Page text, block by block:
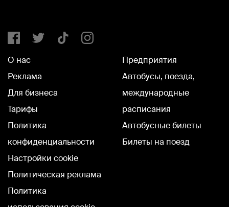
О нас
Реклама
Для бизнеса
Тарифы
Политика
конфиденциальности
Настройки cookie
Политическая реклама
Политика
Предприятия
Автобусы, поезда,
международные
расписания
Автобусные билеты
Билеты на поезд